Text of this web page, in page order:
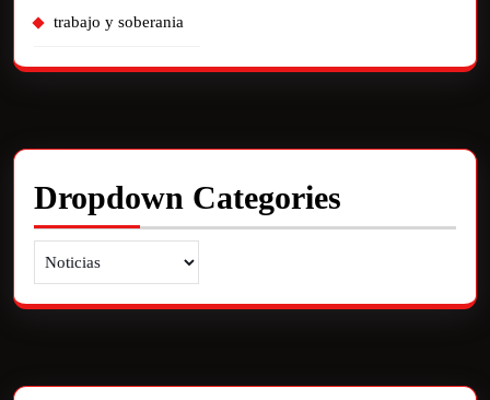
trabajo y soberania
Dropdown Categories